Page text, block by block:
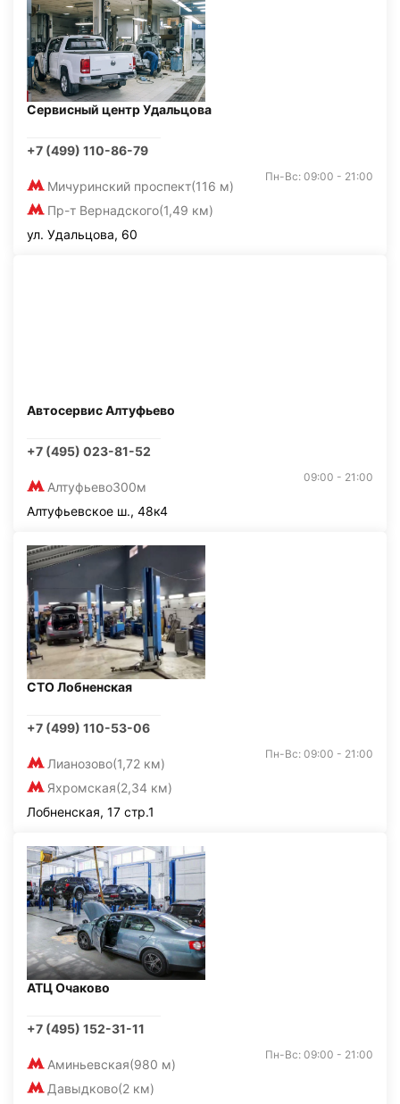
Сервисный центр Удальцова
+7 (499) 110-86-79
Мичуринский проспект(116 м)
Пр-т Вернадского(1,49 км)
Пн-Вс: 09:00 - 21:00
ул. Удальцова, 60
Автосервис Алтуфьево
+7 (495) 023-81-52
Алтуфьево300м
09:00 - 21:00
Алтуфьевское ш., 48к4
СТО Лобненская
+7 (499) 110-53-06
Лианозово(1,72 км)
Яхромская(2,34 км)
Пн-Вс: 09:00 - 21:00
Лобненская, 17 стр.1
АТЦ Очаково
+7 (495) 152-31-11
Аминьевская(980 м)
Давыдково(2 км)
Пн-Вс: 09:00 - 21:00